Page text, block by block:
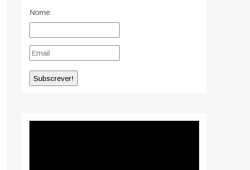
Nome